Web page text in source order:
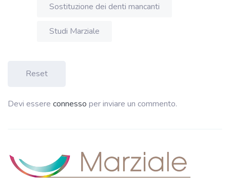
Sostituzione dei denti mancanti
Studi Marziale
Reset
Devi essere connesso per inviare un commento.